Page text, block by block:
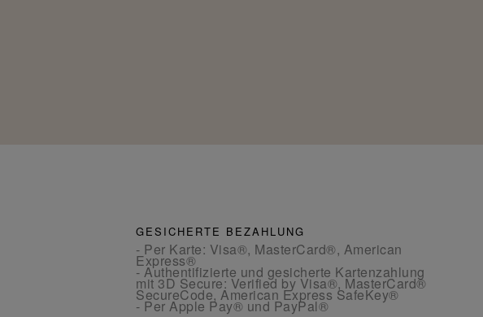
GESICHERTE BEZAHLUNG
- Per Karte: Visa®, MasterCard®, American
Express®
- Authentifizierte und gesicherte Kartenzahlung
mit 3D Secure: Verified by Visa®, MasterCard®
SecureCode, American Express SafeKey®
- Per Apple Pay® und PayPal®